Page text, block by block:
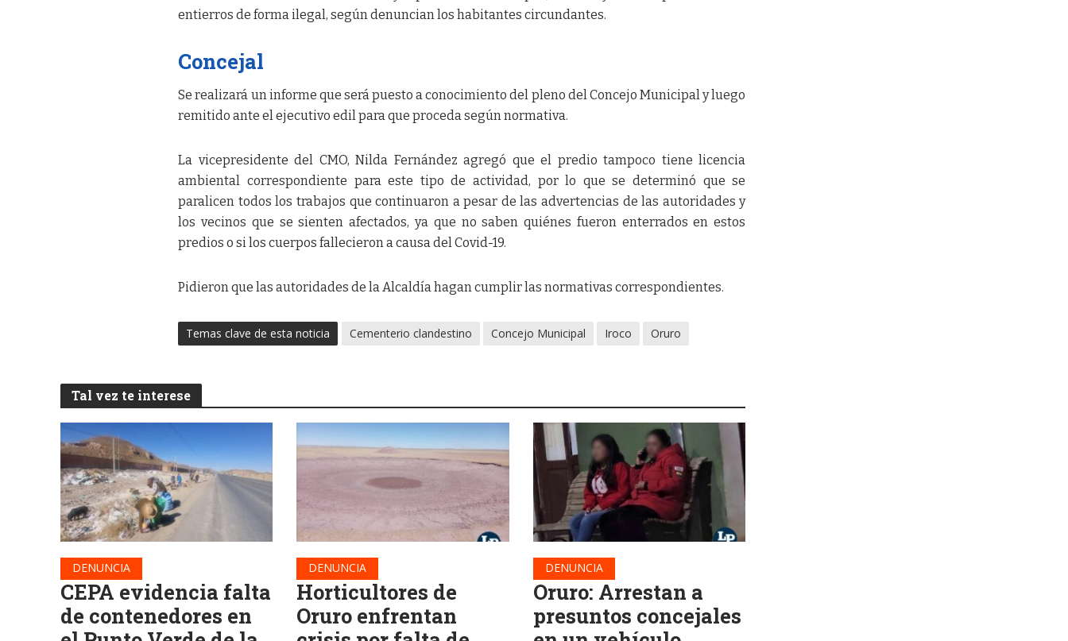
entierros de forma ilegal, según denuncian los habitantes circundantes.
Concejal
Se realizará un informe que será puesto a conocimiento del pleno del Concejo Municipal y luego
remitido ante el ejecutivo edil para que proceda según normativa.
La vicepresidente del CMO, Nilda Fernández agregó que el predio tampoco tiene licencia
ambiental correspondiente para este tipo de actividad, por lo que se determinó que se
paralicen todos los trabajos que continuaron a pesar de las advertencias de las autoridades y
los vecinos que se sienten afectados, ya que no saben quiénes fueron enterrados en estos
predios o si los cuerpos fallecieron a causa del Covid-19.
Pidieron que las autoridades de la Alcaldía hagan cumplir las normativas correspondientes.
Temas clave de esta noticia Cementerio clandestino Concejo Municipal Iroco Oruro
Tal vez te interese
DENUNCIA
CEPA evidencia falta
de contenedores en
DENUNCIA
Horticultores de
Oruro enfrentan
DENUNCIA
Oruro: Arrestan a
presuntos concejales